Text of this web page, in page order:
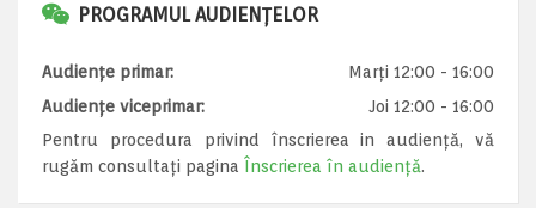
PROGRAMUL AUDIENȚELOR
Audiențe primar:
Marți 12:00 - 16:00
Audiențe viceprimar:
Joi 12:00 - 16:00
Pentru procedura privind înscrierea in audiență, vă
rugăm consultați pagina Înscrierea în audiență.